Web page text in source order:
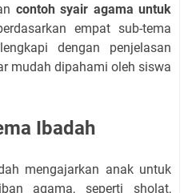
contoh syair agama untuk
empat sub-tema
dengan penjelasan
mudah dipahami oleh siswa
Ibadah
mengajarkan anak untuk
agama, seperti sholat,